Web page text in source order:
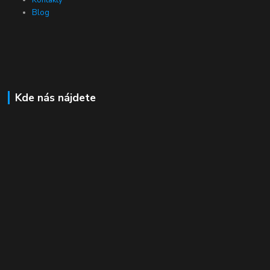
Blog
Kde nás nájdete